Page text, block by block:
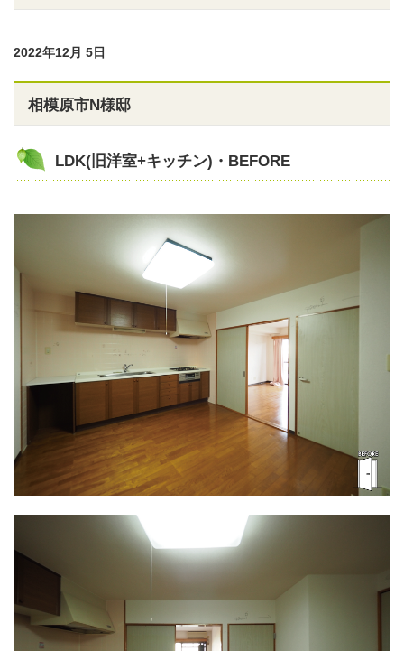
2022年12月 5日
相模原市N様邸
LDK(旧洋室+キッチン)・BEFORE